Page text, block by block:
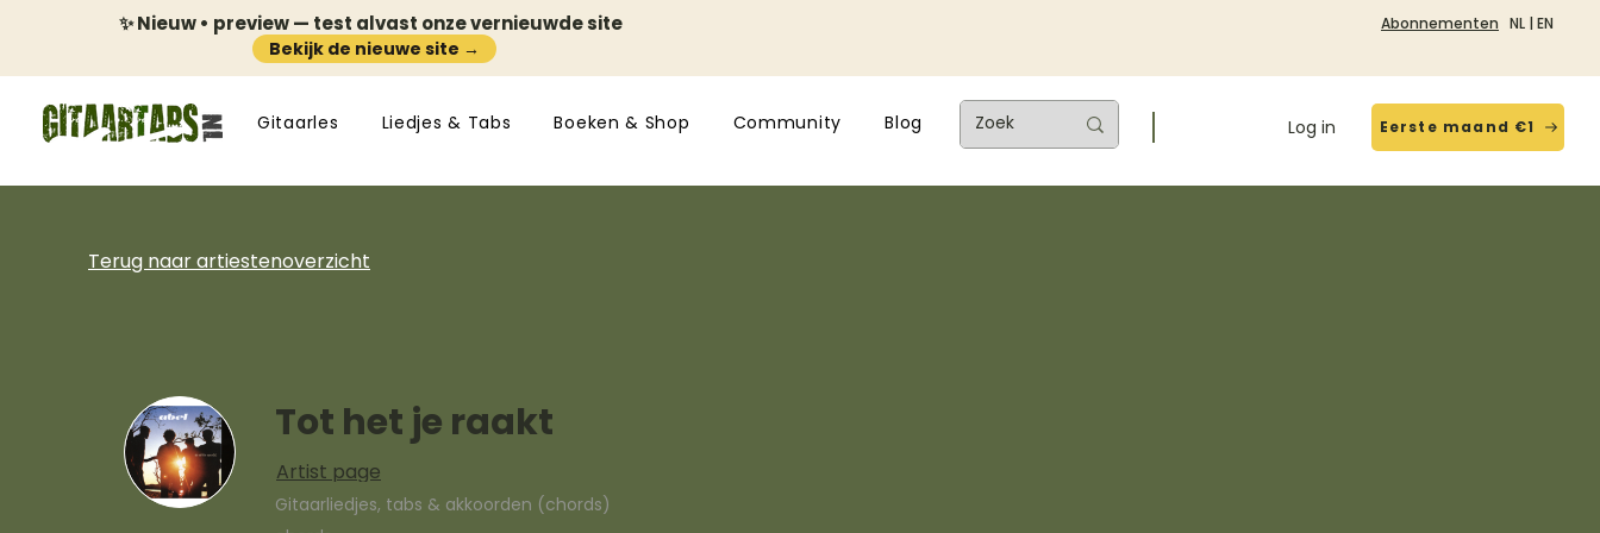
✨ Nieuw • preview — test alvast onze vernieuwde site
Bekijk de nieuwe site →
Abonnementen NL | EN
Gitaarles Liedjes & Tabs Boeken & Shop Community Blog Log in Eerste maand €1
Terug naar artiestenoverzicht
Tot het je raakt
Artist page
Gitaarliedjes, tabs & akkoorden (chords)